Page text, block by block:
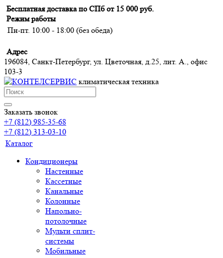
Бесплатная доставка по СПб от 15 000 руб.
Режим работы
Пн-пт. 10:00 - 18:00 (без обеда)
Адрес
196084, Санкт-Петербург, ул. Цветочная, д.25, лит. А., офис
103-3
климатическая техника
Заказать звонок
+7 (812) 985-35-68
+7 (812) 313-03-10
Каталог
Кондиционеры
Настенные
Кассетные
Канальные
Колонные
Напольно-
потолочные
Мульти сплит-
системы
Мобильные